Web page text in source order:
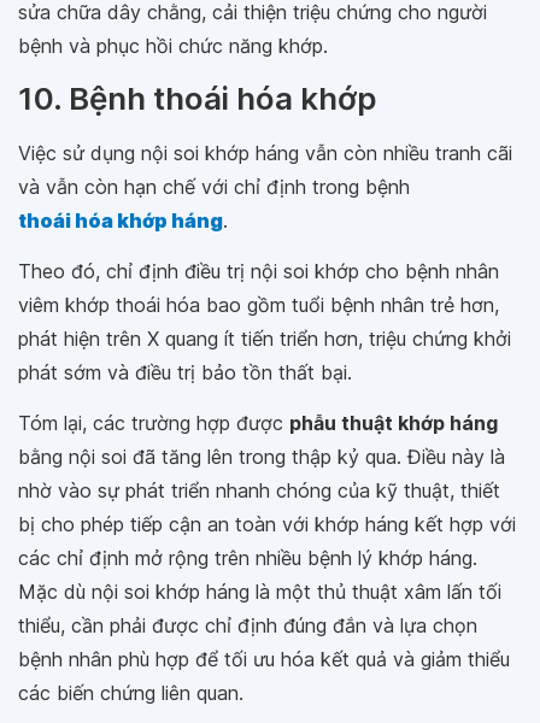
sửa chữa dây chằng, cải thiện triệu chứng cho người
bệnh và phục hồi chức năng khớp.
10. Bệnh thoái hóa khớp
Việc sử dụng nội soi khớp háng vẫn còn nhiều tranh cãi
và vẫn còn hạn chế với chỉ định trong bệnh
thoái hóa khớp háng.
Theo đó, chỉ định điều trị nội soi khớp cho bệnh nhân
viêm khớp thoái hóa bao gồm tuổi bệnh nhân trẻ hơn,
phát hiện trên X quang ít tiến triển hơn, triệu chứng khởi
phát sớm và điều trị bảo tồn thất bại.
Tóm lại, các trường hợp được phẫu thuật khớp háng
bằng nội soi đã tăng lên trong thập kỷ qua. Điều này là
nhờ vào sự phát triển nhanh chóng của kỹ thuật, thiết
bị cho phép tiếp cận an toàn với khớp háng kết hợp với
các chỉ định mở rộng trên nhiều bệnh lý khớp háng.
Mặc dù nội soi khớp háng là một thủ thuật xâm lấn tối
thiểu, cần phải được chỉ định đúng đắn và lựa chọn
bệnh nhân phù hợp để tối ưu hóa kết quả và giảm thiểu
các biến chứng liên quan.